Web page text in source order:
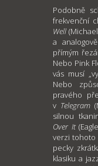
Podobně
frekvenční
Well
a
přímým
Nebo Pink
vás musí
Nebo
pravého
v Telegram
silnou
Over It
verzi tohoto
pecky
klasiku a